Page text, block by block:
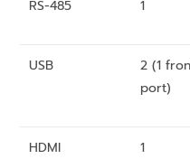
RS-485 1
USB
2 (1
port)
HDMI 1